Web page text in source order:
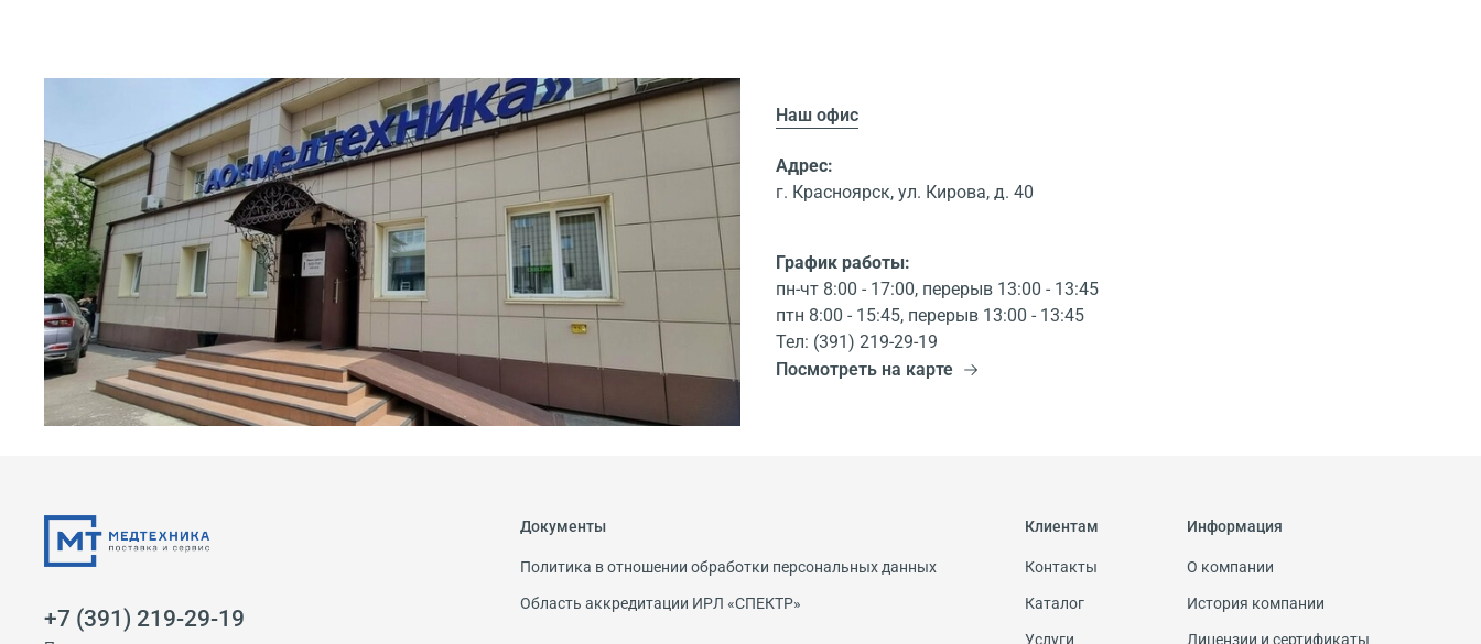
Наш офис
Адрес:
г. Красноярск, ул. Кирова, д. 40
График работы:
пн-чт 8:00 - 17:00, перерыв 13:00 - 13:45
птн 8:00 - 15:45, перерыв 13:00 - 13:45
Тел: (391) 219-29-19
Посмотреть на карте
Документы
Политика в отношении обработки персональных данных
Область аккредитации ИРЛ «СПЕКТР»
Клиентам
Контакты
Каталог
Услуги
Информация
О компании
История компании
Лицензии и сертификаты
+7 (391) 219-29-19